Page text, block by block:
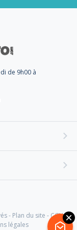
de 9h00 à
- Plan du site -CGV-
légales